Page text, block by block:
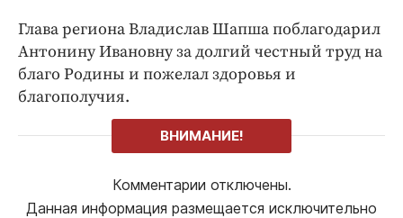
Глава региона Владислав Шапша поблагодарил
Антонину Ивановну за долгий честный труд на
благо Родины и пожелал здоровья и
благополучия.
ВНИМАНИЕ!
Комментарии отключены.
Данная информация размещается исключительно